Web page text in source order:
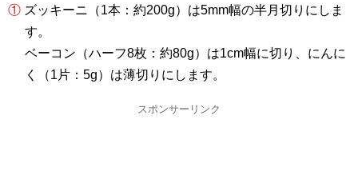
① ズッキーニ（1本：約200g）は5mm幅の半月切りにしま
す。
ベーコン（ハーフ8枚：約80g）は1cm幅に切り、にんに
く（1片：5g）は薄切りにします。
スポンサーリンク